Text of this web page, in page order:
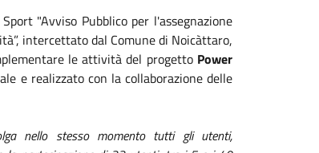
"Avviso Pubblico per l'assegnazione
intercettato dal Comune di Noicàttaro,
le attività del progetto Power
e realizzato con la collaborazione delle
nello stesso momento tutti gli utenti,